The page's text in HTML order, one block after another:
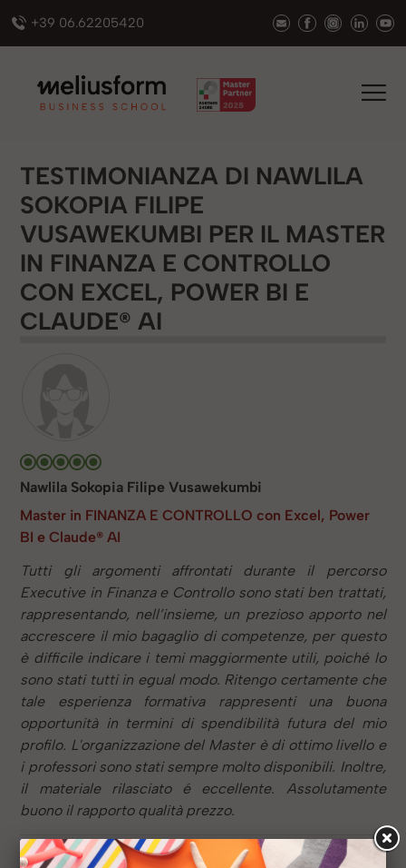
+39 06.62205420
TESTIMONIANZA DI NAWLILA
SOKOPIA FILIPE
VUSAWEKUMBI PER IL MASTER
IN FINANZA E CONTROLLO
CON EXCEL, POWER BI E
CLAUDE® AI
Nawlila Sokopia Filipe Vusawekumbi
Master in FINANZA E CONTROLLO con Excel, Power
BI e Claude® AI
Tutti gli argomenti affrontati durante il percorso
Executive in Finanza e Controllo sono stati ben trattati,
rappresentando, nell’insieme, un prezioso apporto nel
accrescere il mio bagaglio di competenze, per questo
è difficile indicare i temi maggiormente utili, poiché lo
sono stati tutti in egual modo. Ritengo certamente che
tale esperienza formativa rappresenti una buona
opportunità in termini di spendibilità futura del mio
profilo. L'organizzazione del Master è di ottimo livello e
i professori sono stati sempre molto disponibili. Inoltre,
il materiale rilasciato é eccellente. Assolutamente
buono il rapporto qualità prezzo.
Anno:2012